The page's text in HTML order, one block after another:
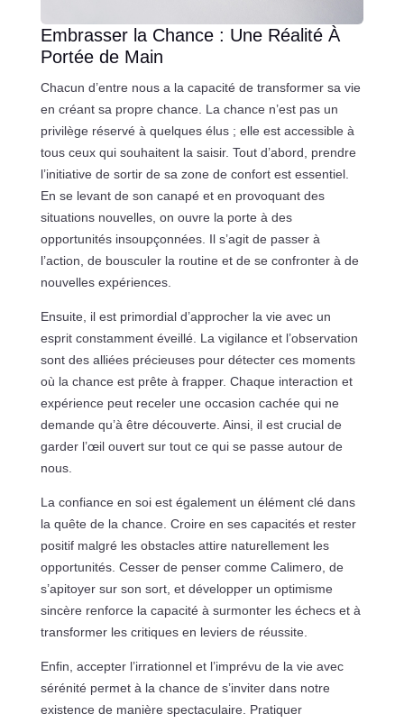
Embrasser la Chance : Une Réalité À
Portée de Main
Chacun d’entre nous a la capacité de transformer sa vie
en créant sa propre chance. La chance n’est pas un
privilège réservé à quelques élus ; elle est accessible à
tous ceux qui souhaitent la saisir. Tout d’abord, prendre
l’initiative de sortir de sa zone de confort est essentiel.
En se levant de son canapé et en provoquant des
situations nouvelles, on ouvre la porte à des
opportunités insoupçonnées. Il s’agit de passer à
l’action, de bousculer la routine et de se confronter à de
nouvelles expériences.
Ensuite, il est primordial d’approcher la vie avec un
esprit constamment éveillé. La vigilance et l’observation
sont des alliées précieuses pour détecter ces moments
où la chance est prête à frapper. Chaque interaction et
expérience peut receler une occasion cachée qui ne
demande qu’à être découverte. Ainsi, il est crucial de
garder l’œil ouvert sur tout ce qui se passe autour de
nous.
La confiance en soi est également un élément clé dans
la quête de la chance. Croire en ses capacités et rester
positif malgré les obstacles attire naturellement les
opportunités. Cesser de penser comme Calimero, de
s’apitoyer sur son sort, et développer un optimisme
sincère renforce la capacité à surmonter les échecs et à
transformer les critiques en leviers de réussite.
Enfin, accepter l’irrationnel et l’imprévu de la vie avec
sérénité permet à la chance de s’inviter dans notre
existence de manière spectaculaire. Pratiquer